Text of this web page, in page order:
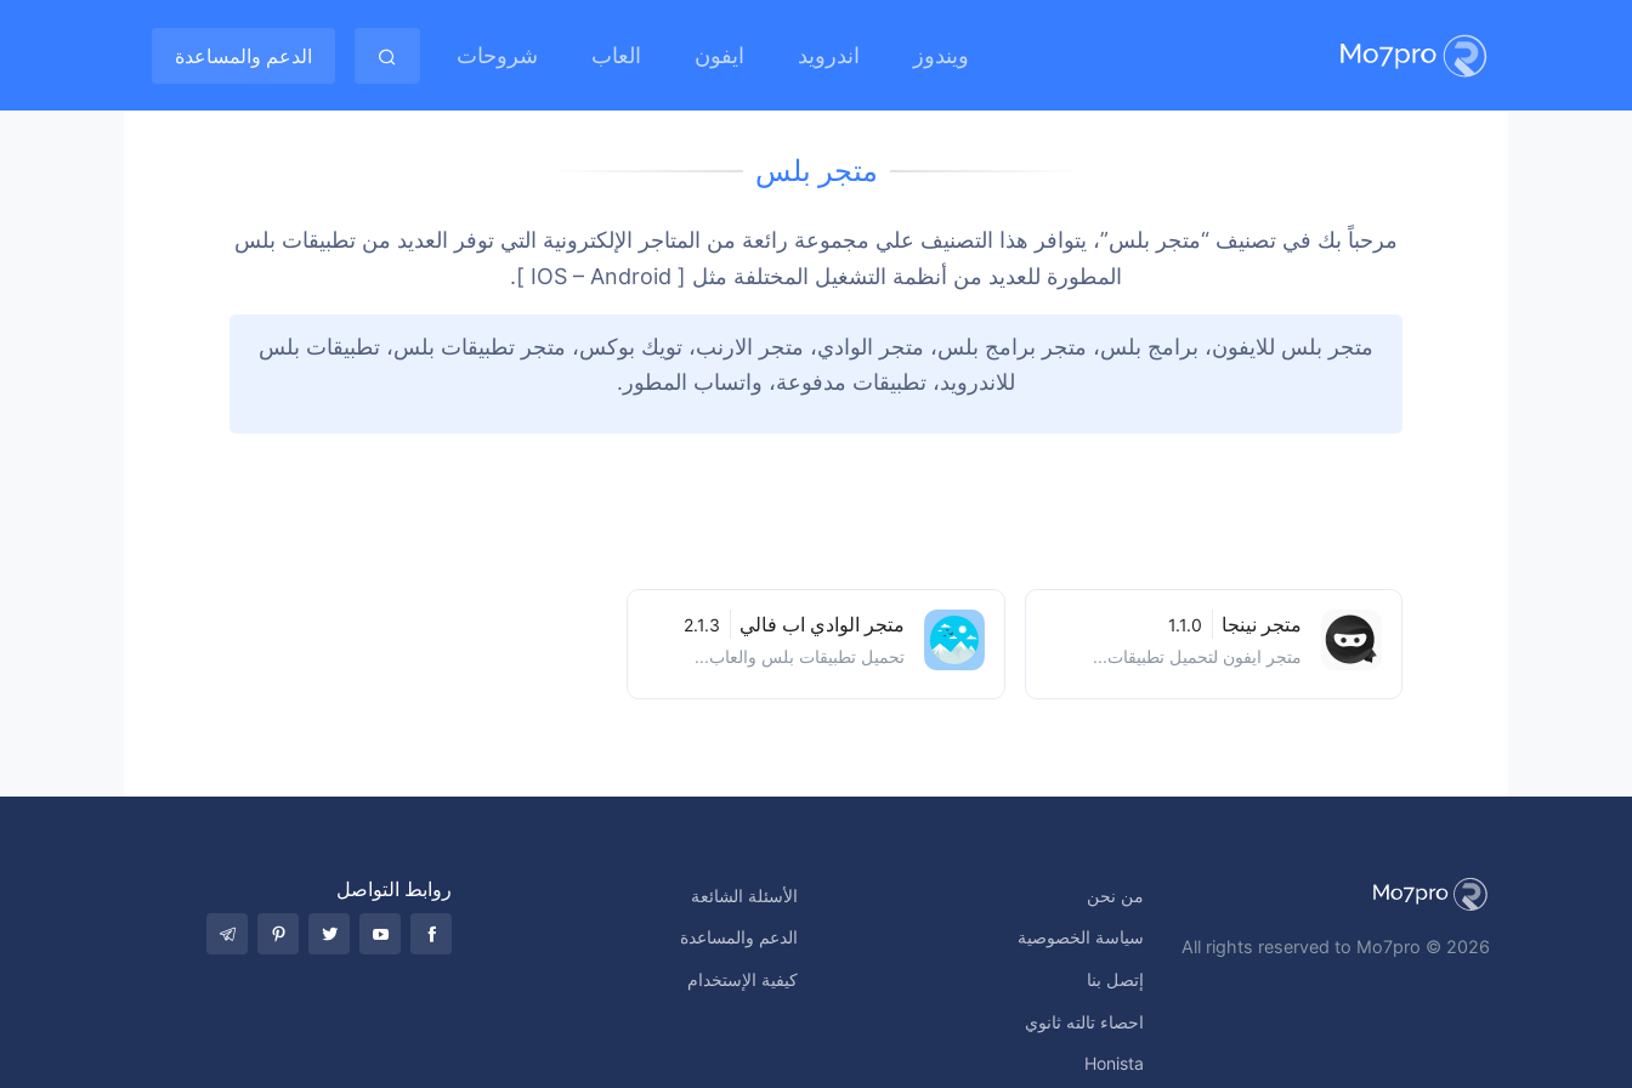
ويندوز اندرويد ايفون العاب شروحات الدعم والمساعدة
متجر بلس
مرحباً بك في تصنيف “متجر بلس”، يتوافر هذا التصنيف علي مجموعة رائعة من المتاجر الإلكترونية التي توفر العديد من تطبيقات بلس
المطورة للعديد من أنظمة التشغيل المختلفة مثل [ IOS – Android ].
متجر بلس للايفون، برامج بلس، متجر برامج بلس، متجر الوادي، متجر الارنب، تويك بوكس، متجر تطبيقات بلس، تطبيقات بلس
للاندرويد، تطبيقات مدفوعة، واتساب المطور.
متجر نينجا
1.1.0
متجر ايفون لتحميل تطبيقات...
متجر الوادي اب فالي
2.1.3
تحميل تطبيقات بلس والعاب...
All rights reserved to Mo7pro © 2026
من نحن
سياسة الخصوصية
إتصل بنا
احصاء تالته ثانوي
Honista
الأسئلة الشائعة
الدعم والمساعدة
كيفية الإستخدام
روابط التواصل